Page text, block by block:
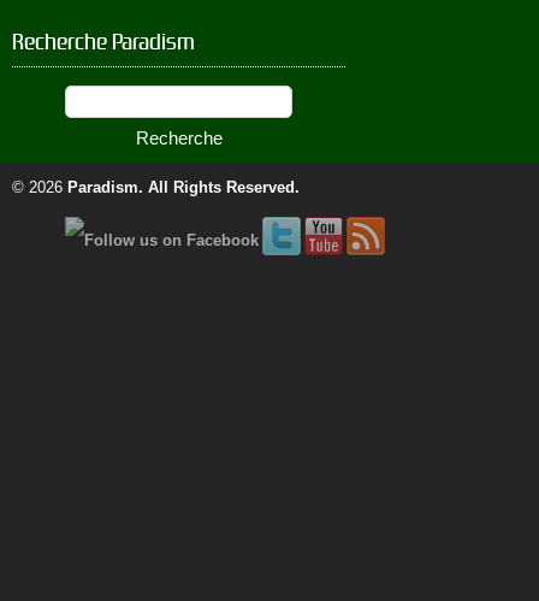
Recherche Paradism
© 2026 Paradism. All Rights Reserved.